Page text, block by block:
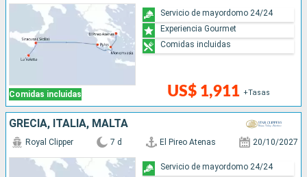
Comidas incluidas US$ 1,911 +Tasas
Servicio de mayordomo 24/24
Experiencia Gourmet
Comidas incluidas
GRECIA, ITALIA, MALTA
Royal Clipper 7 d El Pireo Atenas 20/10/2027
Servicio de mayordomo 24/24